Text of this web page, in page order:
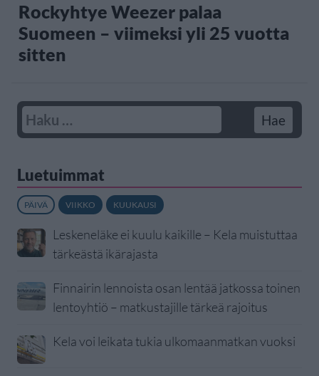
Rockyhtye Weezer palaa
Suomeen – viimeksi yli 25 vuotta
sitten
Luetuimmat
PÄIVÄ VIIKKO KUUKAUSI
Leskeneläke ei kuulu kaikille – Kela muistuttaa
tärkeästä ikärajasta
Finnairin lennoista osan lentää jatkossa toinen
lentoyhtiö – matkustajille tärkeä rajoitus
Kela voi leikata tukia ulkomaanmatkan vuoksi